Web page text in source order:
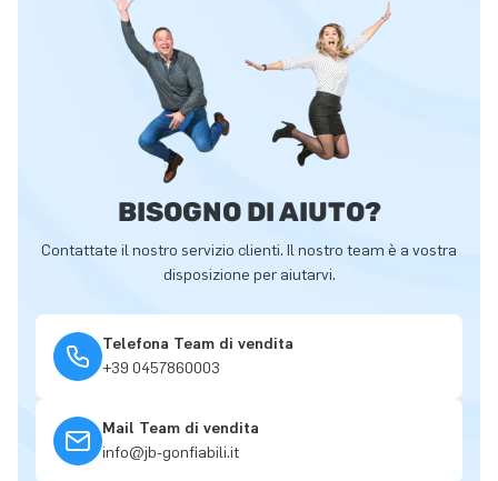
BISOGNO DI AIUTO?
Contattate il nostro servizio clienti. Il nostro team è a vostra
disposizione per aiutarvi.
Telefona Team di vendita
+39 0457860003
Mail Team di vendita
info@jb-gonfiabili.it